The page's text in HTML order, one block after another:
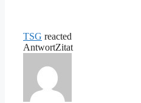
TSG reacted
AntwortZitat